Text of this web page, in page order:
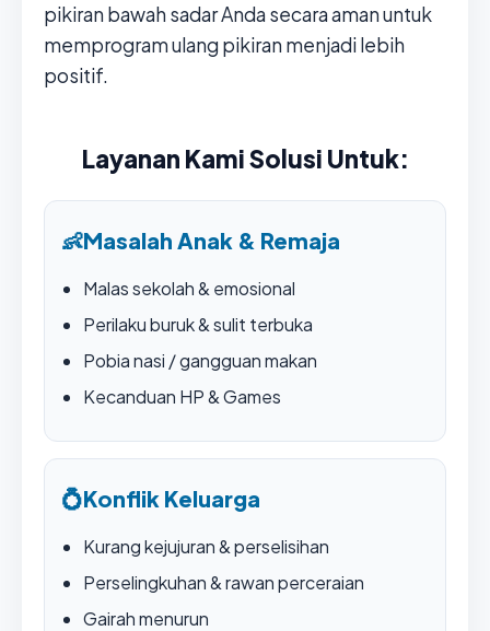
pikiran bawah sadar Anda secara aman untuk
memprogram ulang pikiran menjadi lebih
positif.
Layanan Kami Solusi Untuk:
👶Masalah Anak & Remaja
Malas sekolah & emosional
Perilaku buruk & sulit terbuka
Pobia nasi / gangguan makan
Kecanduan HP & Games
💍Konflik Keluarga
Kurang kejujuran & perselisihan
Perselingkuhan & rawan perceraian
Gairah menurun